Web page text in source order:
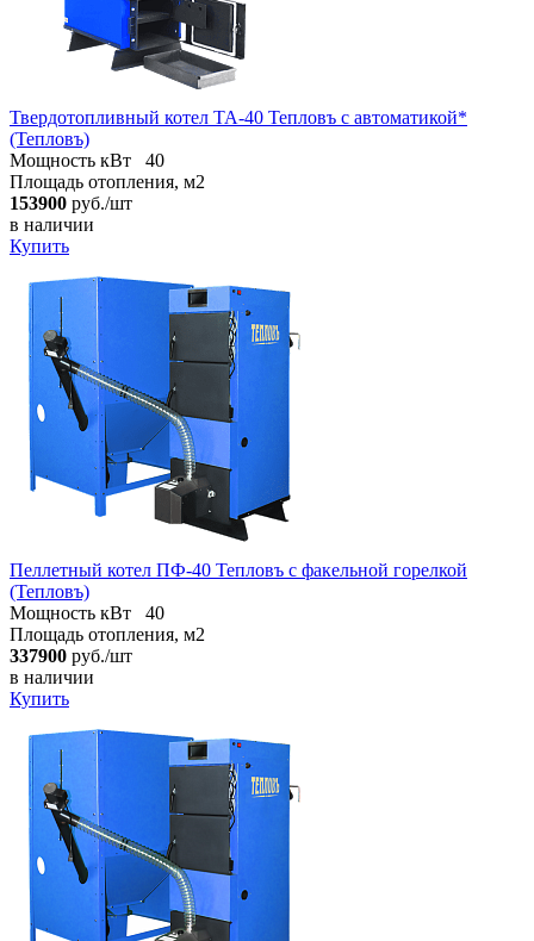
Твердотопливный котел ТА-40 Тепловъ с автоматикой*
(Тепловъ)
Мощность кВт
40
Площадь отопления, м2
153900 руб./шт
в наличии
Купить
Пеллетный котел ПФ-40 Тепловъ с факельной горелкой
(Тепловъ)
Мощность кВт
40
Площадь отопления, м2
337900 руб./шт
в наличии
Купить